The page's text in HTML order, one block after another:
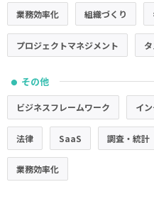
業務効率化 組織づくり
プロジェクトマネジメント
● その他
ビジネスフレームワーク イ
法律 SaaS 調査・統計
業務効率化